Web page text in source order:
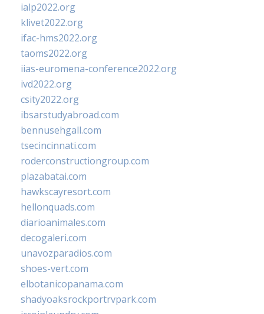
ialp2022.org
klivet2022.org
ifac-hms2022.org
taoms2022.org
iias-euromena-conference2022.org
ivd2022.org
csity2022.org
ibsarstudyabroad.com
bennusehgall.com
tsecincinnati.com
roderconstructiongroup.com
plazabatai.com
hawkscayresort.com
hellonquads.com
diarioanimales.com
decogaleri.com
unavozparadios.com
shoes-vert.com
elbotanicopanama.com
shadyoaksrockportrvpark.com